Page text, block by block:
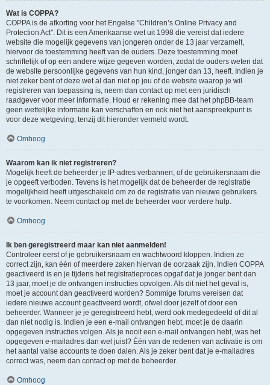
Wat is COPPA?
COPPA is de afkorting voor het Engelse "Children’s Online Privacy and
Protection Act". Dit is een Amerikaanse wet uit 1998 die vereist dat iedere
website die mogelijk gegevens van jongeren onder de 13 jaar verzamelt,
hiervoor de toestemming heeft van de ouders. Deze toestemming moet
schriftelijk of op een andere wijze gegeven worden, zodat de ouders weten dat
de website persoonlijke gegevens van hun kind, jonger dan 13, heeft. Indien je
niet zeker bent of deze wet al dan niet op jou of de website waarop je wil
registreren van toepassing is, neem dan contact op met een juridisch
raadgever voor meer informatie. Houd er rekening mee dat het phpBB-team
geen wettelijke informatie kan verschaffen en ook niet het aanspreekpunt is
voor deze wetgeving, tenzij dit hieronder vermeld wordt.
Omhoog
Waarom kan ik niet registreren?
Mogelijk heeft de beheerder je IP-adres verbannen, of de gebruikersnaam die
je opgeeft verboden. Tevens is het mogelijk dat de beheerder de registratie
mogelijkheid heeft uitgeschakeld om zo de registratie van nieuwe gebruikers
te voorkomen. Neem contact op met de beheerder voor verdere hulp.
Omhoog
Ik ben geregistreerd maar kan niet aanmelden!
Controleer eerst of je gebruikersnaam en wachtwoord kloppen. Indien ze
correct zijn, kan één of meerdere zaken hiervan de oorzaak zijn. Indien COPPA
geactiveerd is en je tijdens het registratieproces opgaf dat je jonger bent dan
13 jaar, moet je de ontvangen instructies opvolgen. Als dit niet het geval is,
moet je account dan geactiveerd worden? Sommige forums vereisen dat
iedere nieuwe account geactiveerd wordt, ofwel door jezelf of door een
beheerder. Wanneer je je geregistreerd hebt, werd ook medegedeeld of dit al
dan niet nodig is. Indien je een e-mail ontvangen hebt, moet je de daarin
opgegeven instructies volgen. Als je nooit een e-mail ontvangen hebt, was het
opgegeven e-mailadres dan wel juist? Één van de redenen van activatie is om
het aantal valse accounts te doen dalen. Als je zeker bent dat je e-mailadres
correct was, neem dan contact op met de beheerder.
Omhoog